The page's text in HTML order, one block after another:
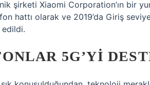
şirketi Xiaomi Corporation’ın bir
hattı olarak ve 2019’da Giriş
5G’YI